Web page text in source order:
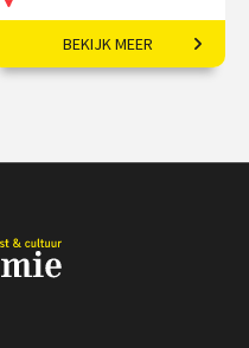
7-daagse reis o.l.v.
Martijn Pieters.
sep
BEKIJK MEER